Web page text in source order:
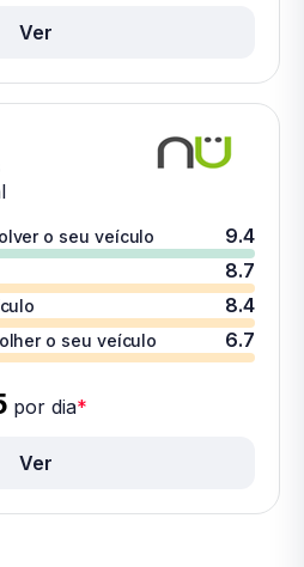
Ver
o seu veículo 9.4
8.7
8.4
o seu veículo 6.7
por dia*
Ver